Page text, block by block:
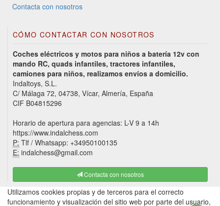
Contacta con nosotros
CÓMO CONTACTAR CON NOSOTROS
Coches eléctricos y motos para niños a batería 12v con
mando RC, quads infantiles, tractores infantiles,
camiones para niños, realizamos envíos a domicilio.
Indaltoys, S.L.
C/ Málaga 72, 04738, Vícar, Almería, España
CIF B04815296
Horario de apertura para agencias: L-V 9 a 14h
https://www.indalchess.com
P: Tlf / Whatsapp: +34950100135
E: indalchess@gmail.com
Contacta con nosotros
Utilizamos cookies propias y de terceros para el correcto
funcionamiento y visualización del sitio web por parte del usuario,